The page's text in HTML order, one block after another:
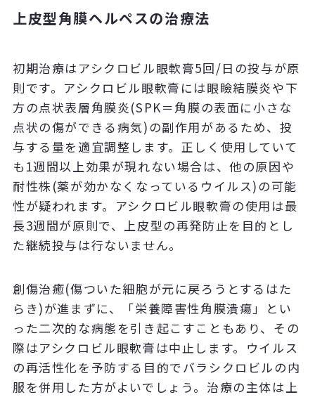
上皮型角膜ヘルペスの治療法
初期治療はアシクロビル眼軟膏5回/日の投与が原
則です。アシクロビル眼軟膏には眼瞼結膜炎や下
方の点状表層角膜炎(SPK＝角膜の表面に小さな
点状の傷ができる病気)の副作用があるため、投
与する量を適宜調整します。正しく使用していて
も1週間以上効果が現れない場合は、他の原因や
耐性株(薬が効かなくなっているウイルス)の可能
性が疑われます。アシクロビル眼軟膏の使用は最
長3週間が原則で、上皮型の再発防止を目的とし
た継続投与は行ないません。
創傷治癒(傷ついた細胞が元に戻ろうとするはた
らき)が進まずに、「栄養障害性角膜潰瘍」とい
った二次的な病態を引き起こすこともあり、その
際はアシクロビル眼軟膏は中止します。ウイルス
の再活性化を予防する目的でバラシクロビルの内
服を併用した方がよいでしょう。治療の主体は上